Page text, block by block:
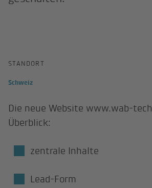
STANDORT
Schweiz
Die neue Website www.wab-
Überblick:
zentrale Inhalte
Lead-Form